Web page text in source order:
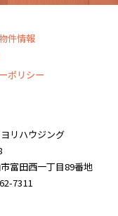
件情報
ポリシー
リハウジング
富田西一丁目89番地
7311